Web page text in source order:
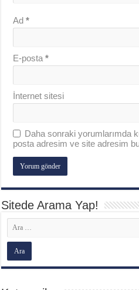
Ad*
E-posta*
İnternet sitesi
Daha sonraki yorumlarımda
posta adresim ve site adresim
Sitede Arama Yap!